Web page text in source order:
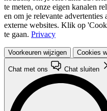
te meten, onze eigen kanalen
en om je relevante advertenties
externe websites. Klik op
te gaan. Privacy
Voorkeuren wijzigen Cookies
Chat met ons Chat sluiten